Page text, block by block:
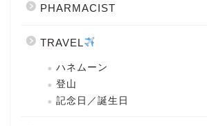
PHARMACIST
TRAVEL
ハネムーン
登山
記念日／誕生日